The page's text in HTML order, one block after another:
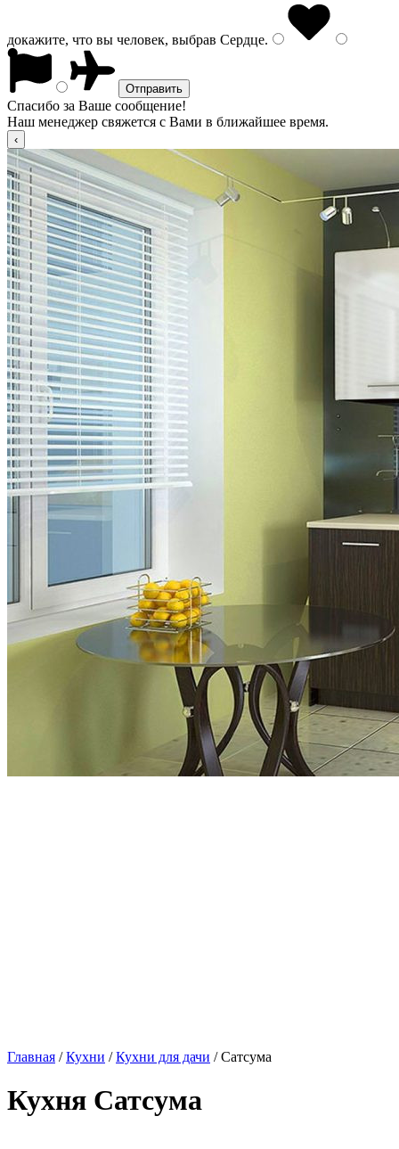
докажите, что вы человек, выбрав Сердце.
Спасибо за Ваше сообщение!
Наш менеджер свяжется с Вами в ближайшее время.
Главная /Кухни /Кухни для дачи / Сатсума
Кухня Сатсума